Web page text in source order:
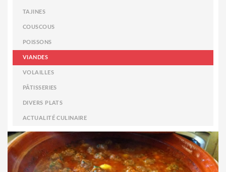
TAJINES
COUSCOUS
POISSONS
VIANDES
VOLAILLES
PÂTISSERIES
DIVERS PLATS
ACTUALITÉ CULINAIRE